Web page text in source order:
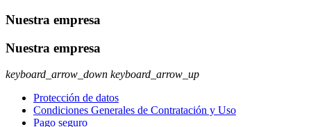
Nuestra empresa
Nuestra empresa
keyboard_arrow_down keyboard_arrow_up
Protección de datos
Condiciones Generales de Contratación y Uso
Pago seguro